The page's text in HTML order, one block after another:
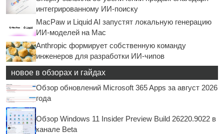
интегрированному ИИ-поиску
MacPaw и Liquid AI запустят локальную генерацию
ИИ-моделей на Mac
Anthropic формирует собственную команду
инженеров для разработки ИИ-чипов
новое в обзорах и гайдах
Обзор обновлений Microsoft 365 Apps за август 2026
года
Обзор Windows 11 Insider Preview Build 26220.9022 в
канале Beta